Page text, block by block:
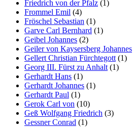
Friedrich von der Pfalz (1)
Frommel Emil (4)
Fröschel Sebastian (1)
Garve Carl Bernhard (1)
Geibel Johannes (2)
Geiler von Kaysersberg Johannes
Gellert Christian Fürchtegott (1)
Georg III. Fürst zu Anhalt (1)
Gerhardt Hans (1)
Gerhardt Johannes (1)
Gerhardt Paul (1)
Gerok Carl von (10)
Geß Wolfgang Friedrich (3)
Gessner Conrad (1)